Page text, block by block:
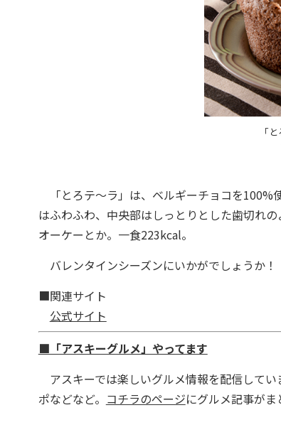
「
「とろテ～ラ」は、ベルギーチョコを100%
はふわふわ、中央部はしっとりとした歯切れ
オーケーとか。一食223kcal。
バレンタインシーズンにいかがでしょうか！
■関連サイト
公式サイト
■「アスキーグルメ」やってます
アスキーでは楽しいグルメ情報を配信して
ポなどなど。 コチラのページにグルメ記事がま